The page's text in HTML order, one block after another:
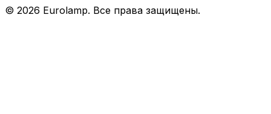
© 2026 Eurolamp. Все права защищены.